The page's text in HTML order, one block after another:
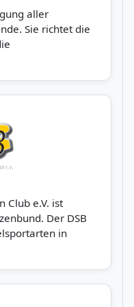
aller
Sie richtet die
Club e.V. ist
Der DSB
in